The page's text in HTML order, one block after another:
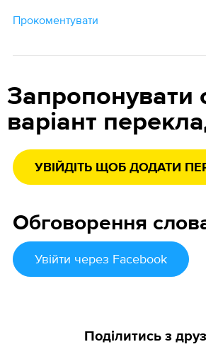
Прокоментувати
Запропонувати
варіант
УВІЙДІТЬ ЩОБ ДОДАТИ
Обговорення
Увійти через Facebook
Поділитись з